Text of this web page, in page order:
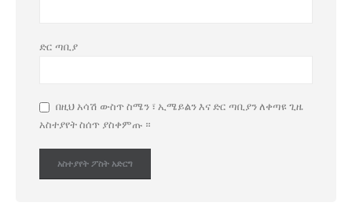
ድር ጣቢያ
በዚህ አሳሽ ውስጥ ስሜን ፣ ኢሜይልን እና ድር ጣቢያን ለቀጣዩ ጊዜ
አስተያየት ስሰጥ ያስቀምጡ ።